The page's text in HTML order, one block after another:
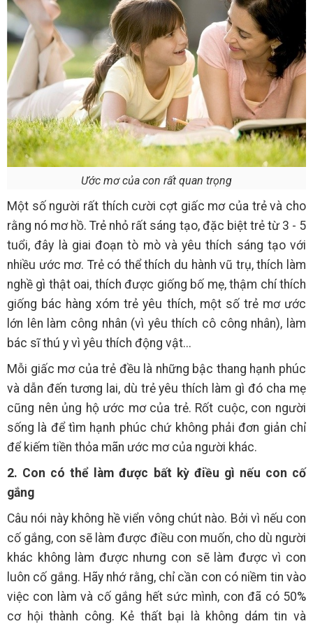
Ước mơ của con rất quan trọng
Một số người rất thích cười cợt giấc mơ của trẻ và cho
rằng nó mơ hồ. Trẻ nhỏ rất sáng tạo, đặc biệt trẻ từ 3 - 5
tuổi, đây là giai đoạn tò mò và yêu thích sáng tạo với
nhiều ước mơ. Trẻ có thể thích du hành vũ trụ, thích làm
nghề gì thật oai, thích được giống bố mẹ, thậm chí thích
giống bác hàng xóm trẻ yêu thích, một số trẻ mơ ước
lớn lên làm công nhân (vì yêu thích cô công nhân), làm
bác sĩ thú y vì yêu thích động vật...
Mỗi giấc mơ của trẻ đều là những bậc thang hạnh phúc
và dẫn đến tương lai, dù trẻ yêu thích làm gì đó cha mẹ
cũng nên ủng hộ ước mơ của trẻ. Rốt cuộc, con người
sống là để tìm hạnh phúc chứ không phải đơn giản chỉ
để kiếm tiền thỏa mãn ước mơ của người khác.
2. Con có thể làm được bất kỳ điều gì nếu con cố
gắng
Câu nói này không hề viển vông chút nào. Bởi vì nếu con
cố gắng, con sẽ làm được điều con muốn, cho dù người
khác không làm được nhưng con sẽ làm được vì con
luôn cố gắng. Hãy nhớ rằng, chỉ cần con có niềm tin vào
việc con làm và cố gắng hết sức mình, con đã có 50%
cơ hội thành công. Kẻ thất bại là không dám tin và